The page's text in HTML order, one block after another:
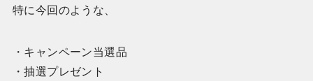
特に今回のような、
・キャンペーン当選品
・抽選プレゼント